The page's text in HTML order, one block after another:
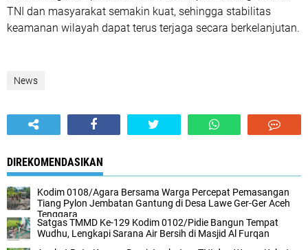
TNI dan masyarakat semakin kuat, sehingga stabilitas
keamanan wilayah dapat terus terjaga secara berkelanjutan.
News
DIREKOMENDASIKAN
Kodim 0108/Agara Bersama Warga Percepat Pemasangan
Tiang Pylon Jembatan Gantung di Desa Lawe Ger-Ger Aceh
Tenggara
Satgas TMMD Ke-129 Kodim 0102/Pidie Bangun Tempat
Wudhu, Lengkapi Sarana Air Bersih di Masjid Al Furqan